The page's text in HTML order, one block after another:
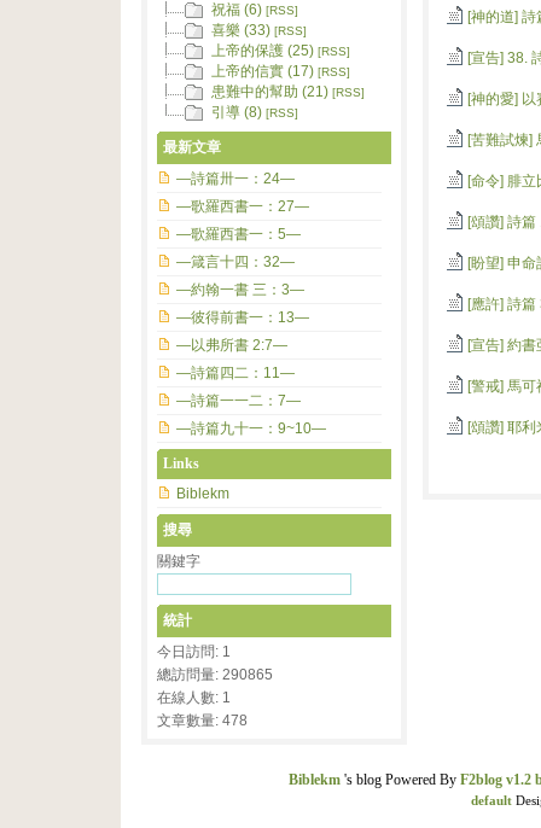
[神的道] 詩
[宣告] 38.
[神的愛] 以
[苦難試煉]
[命令] 腓立
[頌讚] 詩篇
[盼望] 申命
[應許] 詩篇
[宣告] 約書
[警戒] 馬可
[頌讚] 耶利
祝福 (6) [RSS]
喜樂 (33) [RSS]
上帝的保護 (25) [RSS]
上帝的信實 (17) [RSS]
患難中的幫助 (21) [RSS]
引導 (8) [RSS]
最新文章
—詩篇卅一：24—
—歌羅西書一：27—
—歌羅西書一：5—
—箴言十四：32—
—約翰一書 三：3—
—彼得前書一：13—
—以弗所書 2:7—
—詩篇四二：11—
—詩篇一一二：7—
—詩篇九十一：9~10—
Links
Biblekm
搜尋
關鍵字
統計
今日訪問: 1
總訪問量: 290865
在線人數: 1
文章數量: 478
Biblekm 's blog Powered By F2blog v1.2
default